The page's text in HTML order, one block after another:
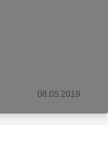
08.05.2019